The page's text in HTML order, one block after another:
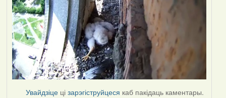
Увайдзіце цізарэгіструйцеся каб пакідаць каментары.